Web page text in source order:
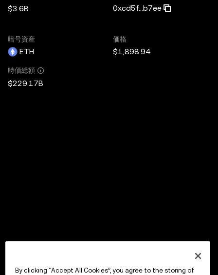
$3.6B 0xcd5f...b7ee
暗号資産
ETH
価格
$1,898.94
時価総額
$229.17B
By clicking “Accept All Cookies”, you agree to the storing of